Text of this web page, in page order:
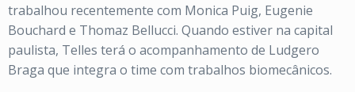
trabalhou recentemente com Monica Puig, Eugenie
Bouchard e Thomaz Bellucci. Quando estiver na capital
paulista, Telles terá o acompanhamento de Ludgero
Braga que integra o time com trabalhos biomecânicos.